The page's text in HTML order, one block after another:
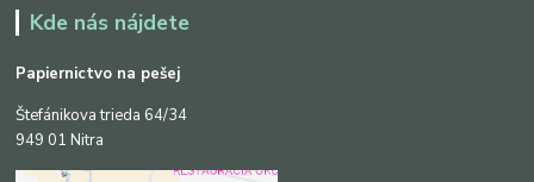
Kde nás nájdete
Papiernictvo na pešej
Štefánikova trieda 64/34
949 01 Nitra